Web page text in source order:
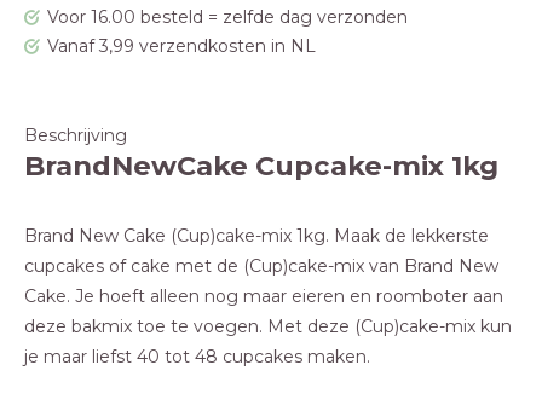
Voor 16.00 besteld = zelfde dag verzonden
Vanaf 3,99 verzendkosten in NL
Beschrijving
BrandNewCake Cupcake-mix 1kg
Brand New Cake (Cup)cake-mix 1kg. Maak de lekkerste
cupcakes of cake met de (Cup)cake-mix van Brand New
Cake. Je hoeft alleen nog maar eieren en roomboter aan
deze bakmix toe te voegen. Met deze (Cup)cake-mix kun
je maar liefst 40 tot 48 cupcakes maken.